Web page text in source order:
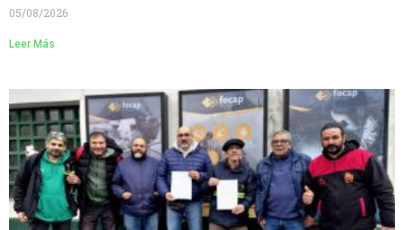
05/08/2026
Leer Más